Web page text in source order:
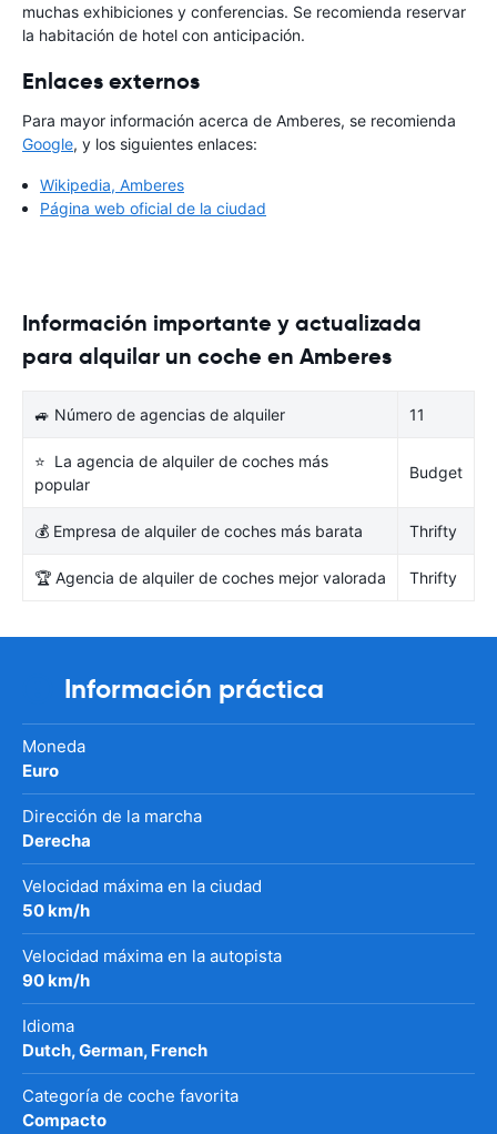
muchas exhibiciones y conferencias. Se recomienda reservar
la habitación de hotel con anticipación.
Enlaces externos
Para mayor información acerca de Amberes, se recomienda
Google, y los siguientes enlaces:
Wikipedia, Amberes
Página web oficial de la ciudad
Información importante y actualizada
para alquilar un coche en Amberes
🚙 Número de agencias de alquiler 11
⭐ La agencia de alquiler de coches más
popular
Budget
💰 Empresa de alquiler de coches más barata Thrifty
🏆 Agencia de alquiler de coches mejor valorada Thrifty
Información práctica
Moneda
Euro
Dirección de la marcha
Derecha
Velocidad máxima en la ciudad
50 km/h
Velocidad máxima en la autopista
90 km/h
Idioma
Dutch, German, French
Categoría de coche favorita
Compacto